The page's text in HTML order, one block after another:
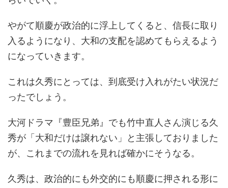
やがて順慶が政治的に浮上してくると、信長に取り
入るようになり、大和の支配を認めてもらえるよう
になっていきます。
これは久秀にとっては、到底受け入れがたい状況だ
ったでしょう。
大河ドラマ『豊臣兄弟』でも竹中直人さん演じる久
秀が「大和だけは譲れない」と主張しておりました
が、これまでの流れを見れば確かにそうなる。
久秀は、政治的にも外交的にも順慶に押される形に